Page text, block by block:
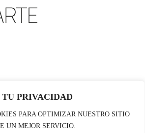
PRIVACIDAD
PARA OPTIMIZAR NUESTRO SITIO
UN MEJOR SERVICIO.